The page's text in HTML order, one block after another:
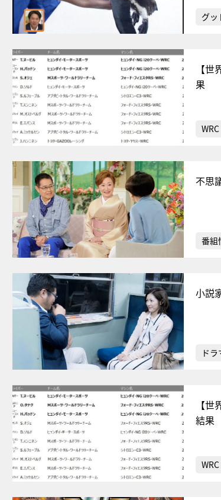
グッ
【
果
WRC
不思
番組
小説
ドラ
【
結果
WRC